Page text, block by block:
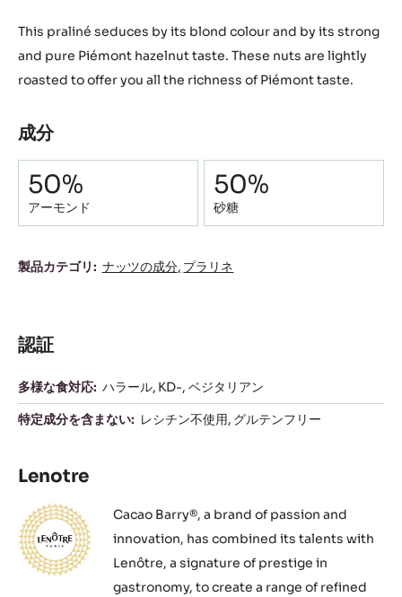
This praliné seduces by its blond colour and by its strong
and pure Piémont hazelnut taste. These nuts are lightly
roasted to offer you all the richness of Piémont taste.
成分
Composition
アーモンド
50%
砂糖
50%
成
製品カテゴリ: ナッツの成分 プラリネ
認証
多様な食対応: ハラール KD- ベジタリアン
特定成分を含まない: レシチン不使用 グルテンフリー
Lenotre
Cacao Barry®, a brand of passion and
innovation, has combined its talents with
Lenôtre, a signature of prestige in
gastronomy, to create a range of refined